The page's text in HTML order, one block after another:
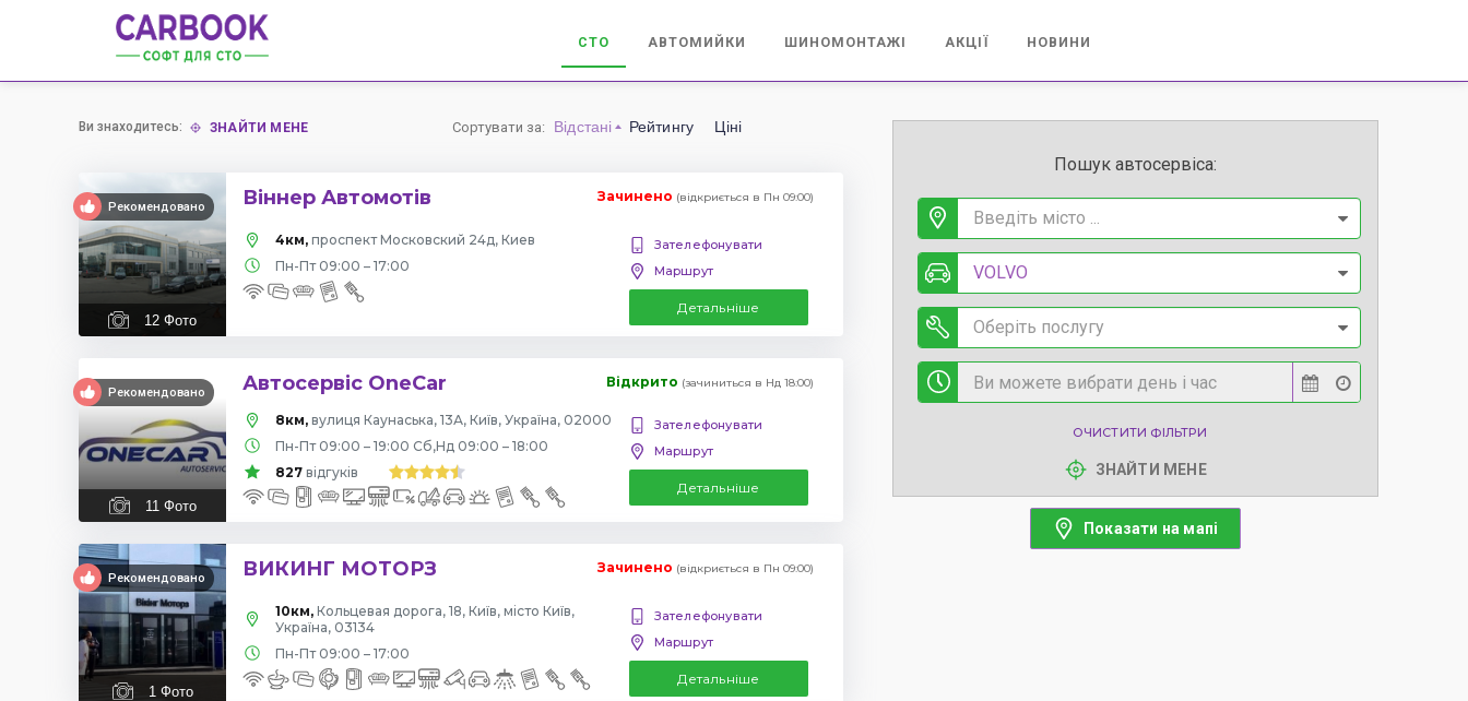
СТО АВТОМИЙКИ ШИНОМОНТАЖІ АКЦІЇ НОВИНИ
Ви знаходитесь: ЗНАЙТИ МЕНЕ Сортувати за: Відстані Рейтингу Ціні
Рекомендовано
12 Фото
Віннер Автомотів Зачинено (відкриється в Пн 09:00)
4км, проспект Московский 24д, Киев
Пн-Пт 09:00 – 17:00
Зателефонувати
Маршрут
Детальніше
Рекомендовано
11 Фото
Автосервіс OneCar Відкрито (зачиниться в Нд 18:00)
8км, вулиця Каунаська, 13А, Київ, Україна, 02000
Пн-Пт 09:00 – 19:00 Сб,Нд 09:00 – 18:00
827 відгуків
Зателефонувати
Маршрут
Детальніше
Рекомендовано
1 Фото
ВИКИНГ МОТОРЗ Зачинено (відкриється в Пн 09:00)
10км, Кольцевая дорога, 18, Київ, місто Київ,
Україна, 03134
Пн-Пт 09:00 – 17:00
Зателефонувати
Маршрут
Детальніше
Пошук автосервіса:
Введіть місто ...
VOLVO
Оберіть послугу
ОЧИСТИТИ ФІЛЬТРИ
ЗНАЙТИ МЕНЕ
Показати на мапі